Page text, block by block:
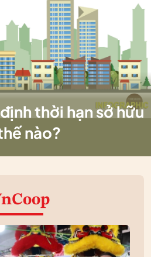
thời hạn sở hữu
nào?